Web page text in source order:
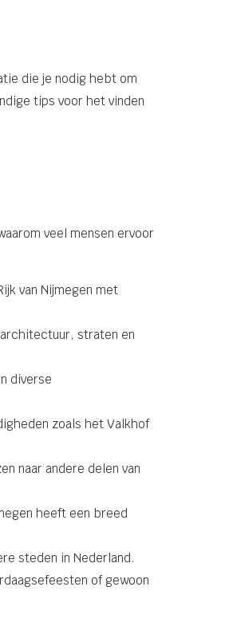
die je nodig hebt om
tips voor het vinden
veel mensen ervoor
van Nijmegen met
straten en
diverse
zoals het Valkhof
naar andere delen van
heeft een breed
steden in Nederland.
of gewoon